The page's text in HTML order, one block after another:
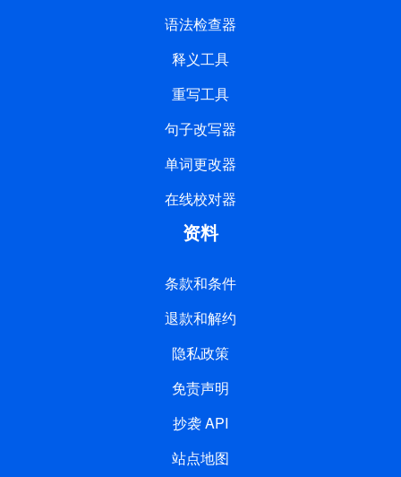
语法检查器
释义工具
重写工具
句子改写器
单词更改器
在线校对器
资料
条款和条件
退款和解约
隐私政策
免责声明
抄袭 API
站点地图